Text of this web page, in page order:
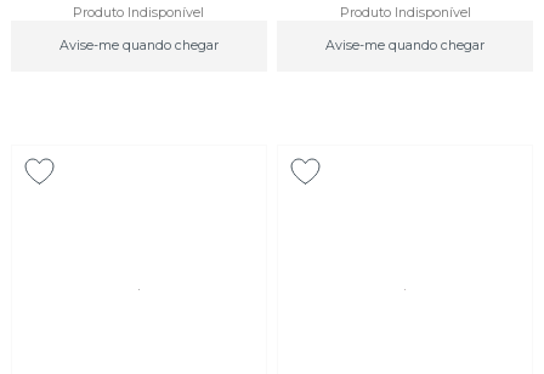
Produto Indisponível
Avise-me quando chegar
Produto Indisponível
Avise-me quando chegar